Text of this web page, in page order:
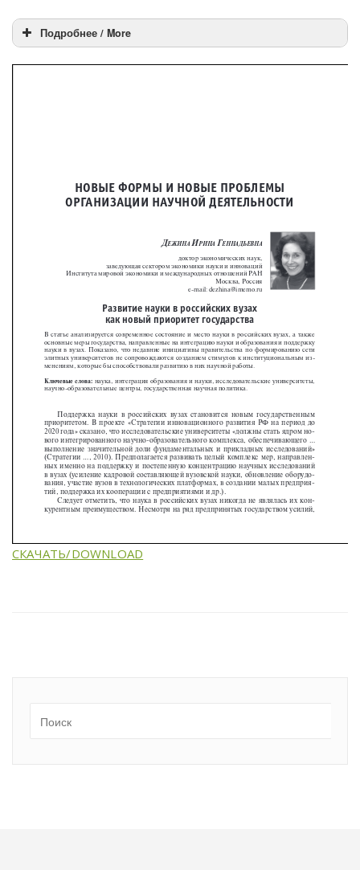
Подробнее / More
СКАЧАТЬ/DOWNLOAD